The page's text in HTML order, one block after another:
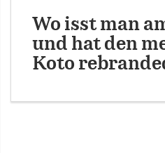
Wo isst man
und hat den
Koto